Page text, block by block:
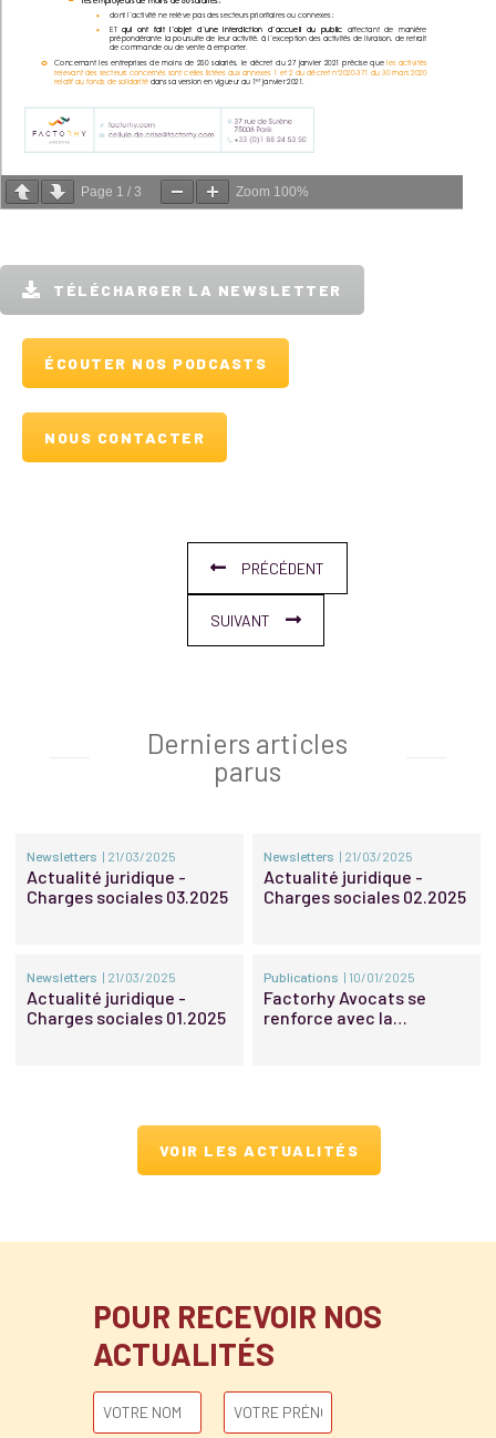
Page 1 / 3 Zoom 100%
TÉLÉCHARGER LA NEWSLETTER
ÉCOUTER NOS PODCASTS
NOUS CONTACTER
PRÉCÉDENT
SUIVANT
Derniers articles
parus
Newsletters | 21/03/2025
Actualité juridique -
Charges sociales 03.2025
Newsletters | 21/03/2025
Actualité juridique -
Charges sociales 02.2025
Newsletters | 21/03/2025
Actualité juridique -
Charges sociales 01.2025
Publications | 10/01/2025
Factorhy Avocats se
renforce avec la
VOIR LES ACTUALITÉS
POUR RECEVOIR NOS
ACTUALITÉS